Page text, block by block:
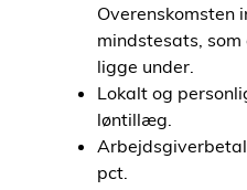
Overenskomsten
mindstesats, som
ligge under.
Lokalt og
løntillæg.
pct.